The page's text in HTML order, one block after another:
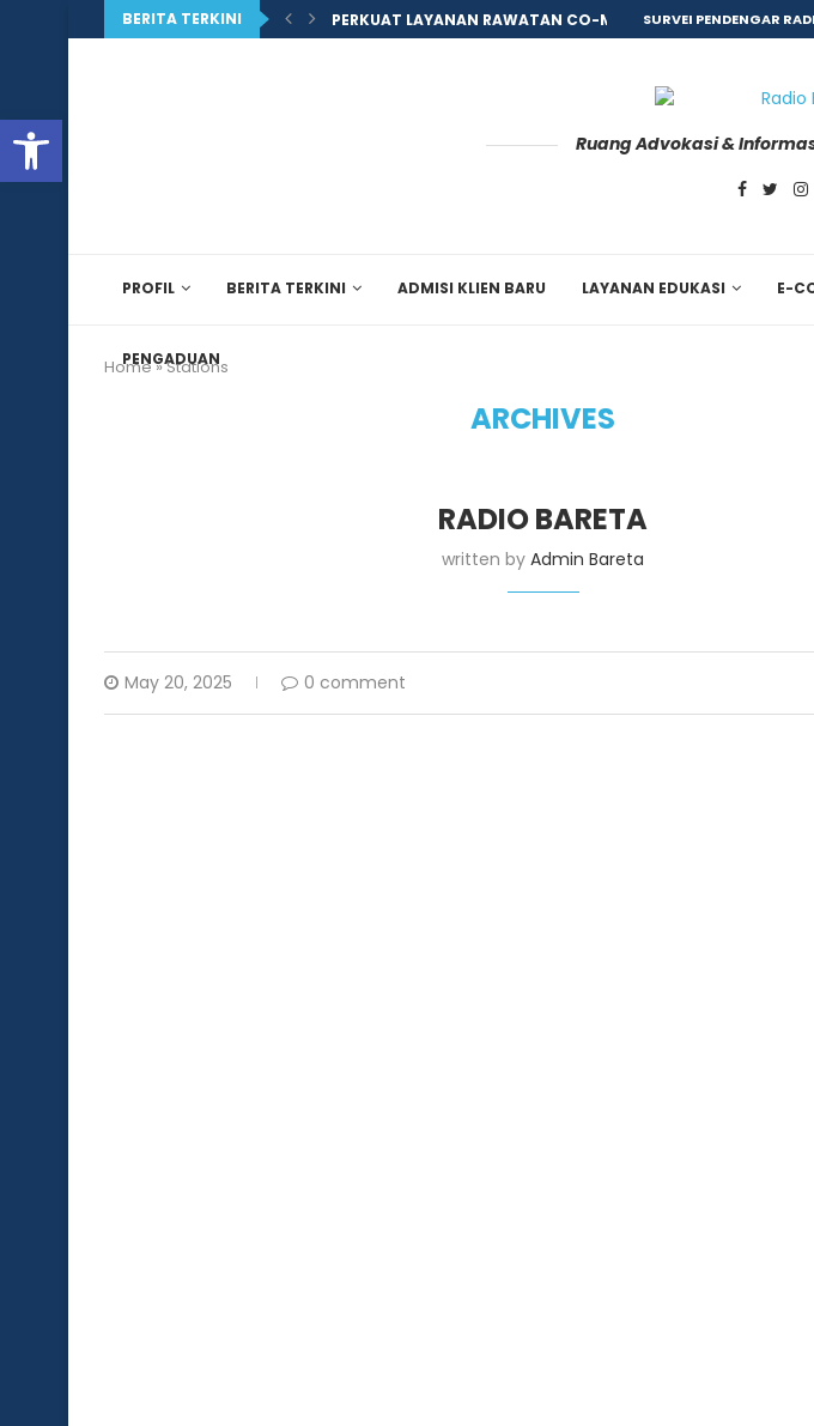
BERITA TERKINI PERKUAT LAYANAN RAWATAN CO-MORBID PASCA
SURVEI PENDENGAR
Ruang Advokasi &
PROFIL BERITA TERKINI ADMISI KLIEN BARU LAYANAN EDUKASI E-
PENGADUAN
Home»Stations
ARCHIVES
RADIO BARETA
written byAdmin Bareta
May 20, 2025 0 comment
Open toolbar